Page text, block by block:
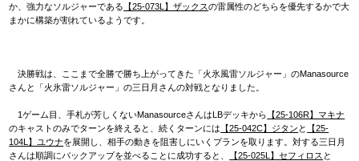
か、強力なソルジャーである
【25-073L】ザックスの雷属性のどちらを優先するかで大
まかに構築が割れているようです。
決勝戦は、ここまで全勝で勝ち上がってきた「火氷風雷ソルジャー」のManasource
さんと「火氷雷ソルジャー」の三日月さんの対戦となりました。
1ゲーム目、手札が芳しくないManasourceさんはLBデッキから
【25-106R】マキナ
のキャストのみでターンを終えると、続くターンには
【25-042C】ジタン と
【25-
104L】ユウナを展開し、相手の動きを阻害しにいくプランを取ります。対する三日月
さんは順調にバックアップを並べることに成功すると、
【25-025L】セフィロス と